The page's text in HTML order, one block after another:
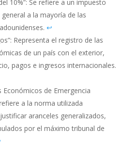
10%”: Se refiere a un impuesto
a la mayoría de las
↩︎
Representa el registro de las
de un país con el exterior,
pagos e ingresos internacionales.
Económicos de Emergencia
a la norma utilizada
aranceles generalizados,
por el máximo tribunal de